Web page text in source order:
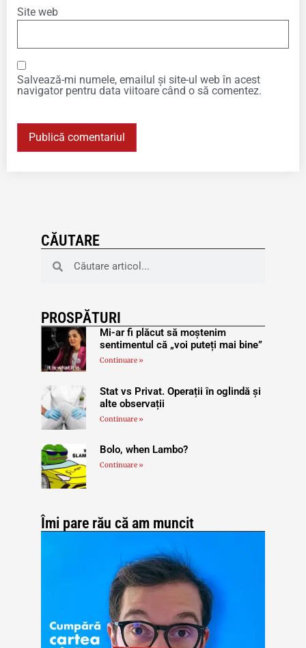
Site web
Salvează-mi numele, emailul și site-ul web în acest
navigator pentru data viitoare când o să comentez.
CĂUTARE
PROSPĂTURI
Mi-ar fi plăcut să moștenim
sentimentul că „voi puteți mai bine”
Continuare »
Stat vs Privat. Operații în oglindă și
alte observații
Continuare »
Bolo, when Lambo?
Continuare »
Îmi pare rău că am muncit